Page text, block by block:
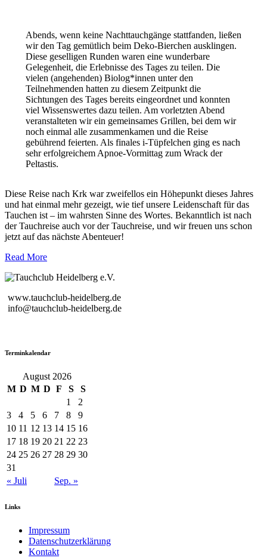
Abends, wenn keine Nachttauchgänge stattfanden, ließen
wir den Tag gemütlich beim Deko-Bierchen ausklingen.
Diese geselligen Runden waren eine wunderbare
Gelegenheit, die Erlebnisse des Tages zu teilen. Die
vielen (angehenden) Biolog*innen unter den
Teilnehmenden hatten zu diesem Zeitpunkt die
Sichtungen des Tages bereits eingeordnet und konnten
viel Wissenswertes dazu teilen. Am vorletzten Abend
veranstalteten wir ein gemeinsames Grillen, bei dem wir
noch einmal alle zusammenkamen und die Reise
gebührend feierten. Als finales i-Tüpfelchen ging es nach
sehr erfolgreichem Apnoe-Vormittag zum Wrack der
Peltastis.
Diese Reise nach Krk war zweifellos ein Höhepunkt dieses Jahres
und hat einmal mehr gezeigt, wie tief unsere Leidenschaft für das
Tauchen ist – im wahrsten Sinne des Wortes. Bekanntlich ist nach
der Tauchreise auch vor der Tauchreise, und wir freuen uns schon
jetzt auf das nächste Abenteuer!
Read More
www.tauchclub-heidelberg.de
info@tauchclub-heidelberg.de
Terminkalendar
August 2026
M D M D F S
S
1
2
3
4 5 6 7 8
9
10 11 12 13 14 15 16
17 18 19 20 21 22 23
24 25 26 27 28 29 30
31
« Juli
Sep. »
Links
Impressum
Datenschutzerklärung
Kontakt